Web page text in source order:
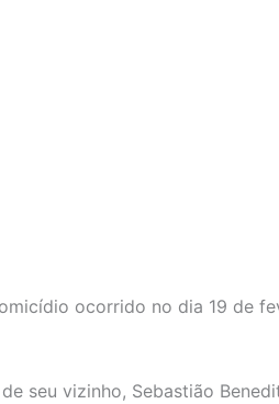
ocorrido no dia 19 de
seu vizinho, Sebastião